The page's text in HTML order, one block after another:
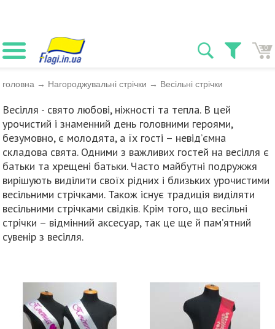
0
головна → Нагороджувальні стрічки → Весільні стрічки
Весілля - свято любові, ніжності та тепла. В цей
урочистий і знаменний день головними героями,
безумовно, є молодята, а їх гості – невід’ємна
складова свята. Одними з важливих гостей на весілля є
батьки та хрещені батьки. Часто майбутні подружжя
вирішують виділити своїх рідних і близьких урочистими
весільними стрічками. Також існує традиція виділяти
весільними стрічками свідків. Крім того, що весільні
стрічки – відмінний аксесуар, так це ще й пам’ятний
сувенір з весілля.